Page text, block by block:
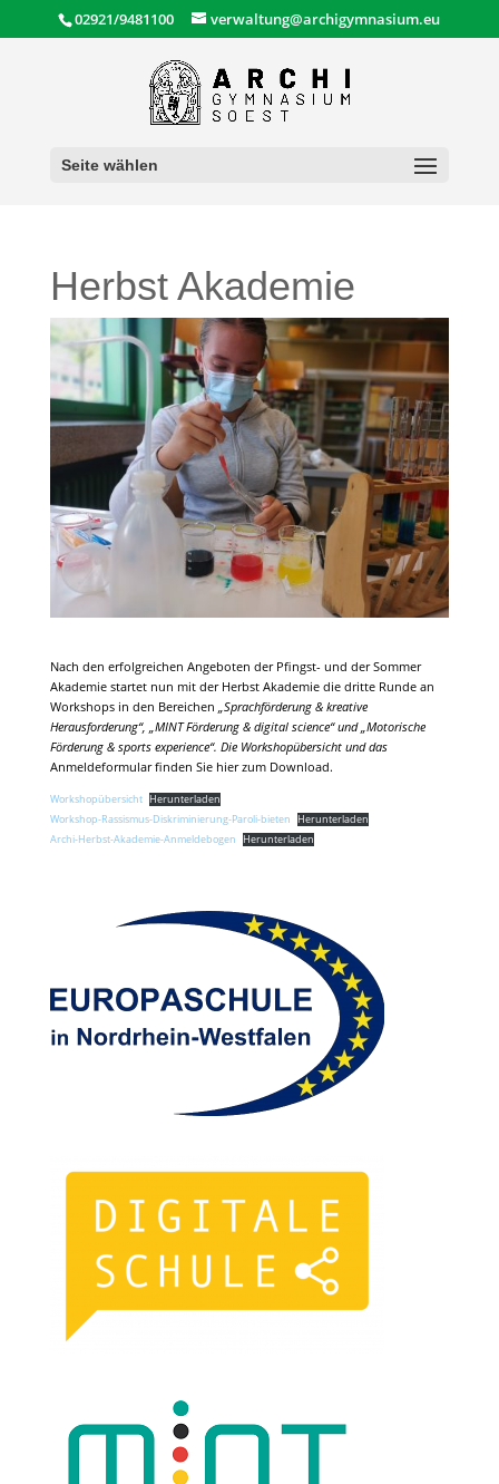
02921/9481100 verwaltung@archigymnasium.eu
Seite wählen
Herbst Akademie
Nach den erfolgreichen Angeboten der Pfingst- und der Sommer
Akademie startet nun mit der Herbst Akademie die dritte Runde an
Workshops in den Bereichen
„Sprachförderung & kreative
Herausforderung“, „MINT Förderung & digital science“ und „Motorische
Förderung & sports experience“. Die Workshopübersicht und das
Anmeldeformular finden Sie hier zum Download.
Workshopübersicht
Herunterladen
Workshop-Rassismus-Diskriminierung-Paroli-bieten
Herunterladen
Archi-Herbst-Akademie-Anmeldebogen
Herunterladen